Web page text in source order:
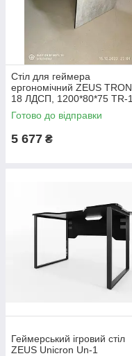
Стіл для геймера
ергономічний ZEUS TRON,
18 ЛДСП, 1200*80*75 TR-1
Готово до відправки
5 677 ₴
Геймерський ігровий стіл
ZEUS Unicron Un-1